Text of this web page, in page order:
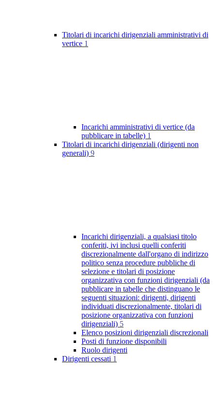
Titolari di incarichi dirigenziali amministrativi di
vertice 1
Incarichi amministrativi di vertice (da
pubblicare in tabelle) 1
Titolari di incarichi dirigenziali (dirigenti non
generali) 9
Incarichi dirigenziali, a qualsiasi titolo
conferiti, ivi inclusi quelli conferiti
discrezionalmente dall'organo di indirizzo
politico senza procedure pubbliche di
selezione e titolari di posizione
organizzativa con funzioni dirigenziali (da
pubblicare in tabelle che distinguano le
seguenti situazioni: dirigenti, dirigenti
individuati discrezionalmente, titolari di
posizione organizzativa con funzioni
dirigenziali) 5
Elenco posizioni dirigenziali discrezionali
Posti di funzione disponibili
Ruolo dirigenti
Dirigenti cessati 1